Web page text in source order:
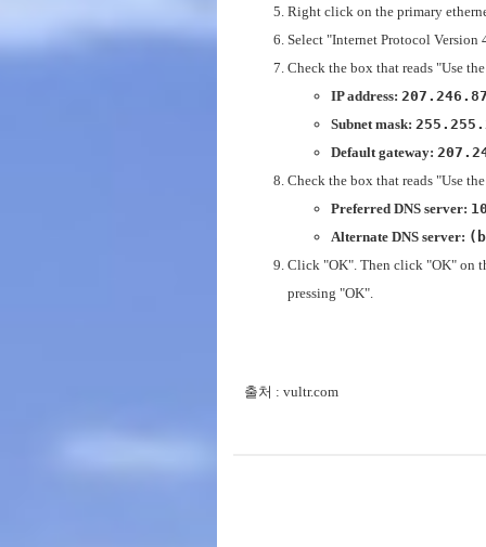
Right click on the primary
Select "Internet Protocol
Check the box that reads "Use
IP address:
Subnet mask:
Default gateway:
Check the box that reads "Use
Preferred DNS server:
Alternate DNS server:
Click "OK". Then click "OK" on
pressing "OK".
출처 : vultr.com